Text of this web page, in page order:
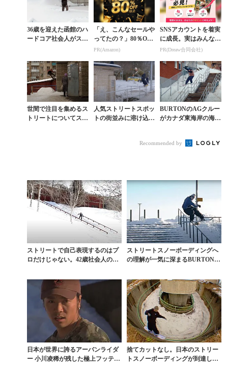
36歳を迎えた函館のハ
ードコア社会人がスト
「え、こんなセールや
ってたの？」80％OFF
以上が続々登場！Am
PR(Amazon)
SNSアカウントを着実
に成長。実はみんなコ
コ使ってます。
PR(Dreaw合同会社)
世間で注目を集めるス
トリートについてスノ
人気ストリートスポッ
トの街並みに溶け込む
BURTONのAGクルー
がカナダ東海岸の海に
SEA...
Recommended by
ストリートで自己表現するのはプ
ロだけじゃない。42歳社会人の熱
ストリートスノーボーディングへ
の理解が一気に深まるBURTONム
日本が世界に誇るアーバンライダ
ー 小川凌稀が残した極上フッテー
捨てカットなし。日本のストリー
トスノーボーディングが到達した